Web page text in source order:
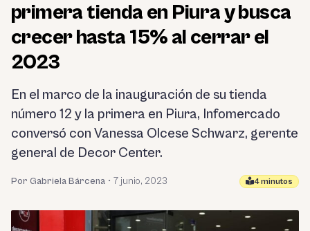
primera tienda en Piura y busca
crecer hasta 15% al cerrar el
2023
En el marco de la inauguración de su tienda
número 12 y la primera en Piura, Infomercado
conversó con Vanessa Olcese Schwarz, gerente
general de Decor Center.
Por Gabriela Bárcena • 7 junio, 2023 4 minutos